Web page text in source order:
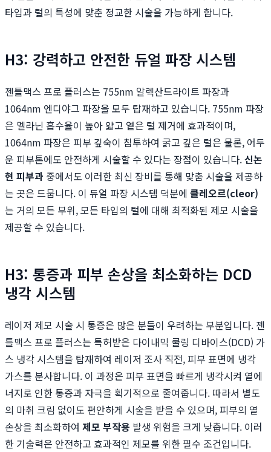
타입과 털의 특성에 맞춘 정교한 시술을 가능하게 합니다.
H3: 강력하고 안전한 듀얼 파장 시스템
젠틀맥스 프로 플러스는 755nm 알렉산드라이트 파장과
1064nm 엔디야그 파장을 모두 탑재하고 있습니다. 755nm 파장
은 멜라닌 흡수율이 높아 얇고 옅은 털 제거에 효과적이며,
1064nm 파장은 피부 깊숙이 침투하여 굵고 깊은 털은 물론, 어두
운 피부톤에도 안전하게 시술할 수 있다는 장점이 있습니다.신논
현 피부과 중에서도 이러한 최신 장비를 통해 맞춤 시술을 제공하
는 곳은 드뭅니다. 이 듀얼 파장 시스템 덕분에 클레오르(cleor)
는 거의 모든 부위, 모든 타입의 털에 대해 최적화된 제모 시술을
제공할 수 있습니다.
H3: 통증과 피부 손상을 최소화하는 DCD
냉각 시스템
레이저 제모 시술 시 통증은 많은 분들이 우려하는 부분입니다. 젠
틀맥스 프로 플러스는 특허받은 다이내믹 쿨링 디바이스(DCD) 가
스 냉각 시스템을 탑재하여 레이저 조사 직전, 피부 표면에 냉각
가스를 분사합니다. 이 과정은 피부 표면을 빠르게 냉각시켜 열에
너지로 인한 통증과 자극을 획기적으로 줄여줍니다. 따라서 별도
의 마취 크림 없이도 편안하게 시술을 받을 수 있으며, 피부의 열
손상을 최소화하여 제모 부작용 발생 위험을 크게 낮춥니다. 이러
한 기술력은 안전하고 효과적인 제모를 위한 필수 조건입니다.